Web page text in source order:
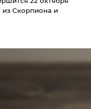
из Скорпиона и